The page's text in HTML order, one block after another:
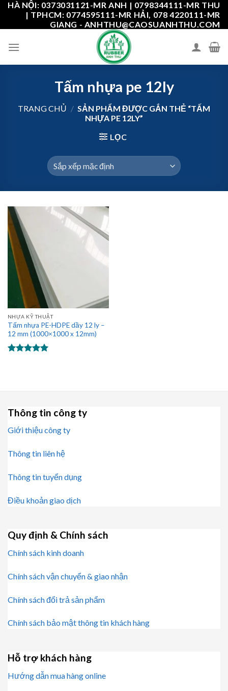
Skip
content
HÀ NỘI: 0373031121-MR ANH | 0798344111-MR THU
| TPHCM: 0774595111-MR HẢI, 078 4220111-MR
GIANG - ANHTHU@CAOSUANHTHU.COM
Tấm nhựa pe 12ly
TRANG CHỦ / SẢN PHẨM ĐƯỢC GẮN THẺ “TẤM
NHỰA PE 12LY”
LỌC
NHỰA KỸ THUẬT
Tấm nhựa PE-HDPE dầy 12 ly –
12 mm (1000×1000 x 12mm)
Thông tin công ty
Giới thiệu công ty
Thông tin liên hệ
Thông tin tuyển dụng
Điều khoản giao dịch
Quy định & Chính sách
Chính sách kinh doanh
Chính sách vận chuyển & giao nhận
Chính sách đổi trả sản phẩm
Chính sách bảo mật thông tin khách hàng
Hỗ trợ khách hàng
Hướng dẫn mua hàng online